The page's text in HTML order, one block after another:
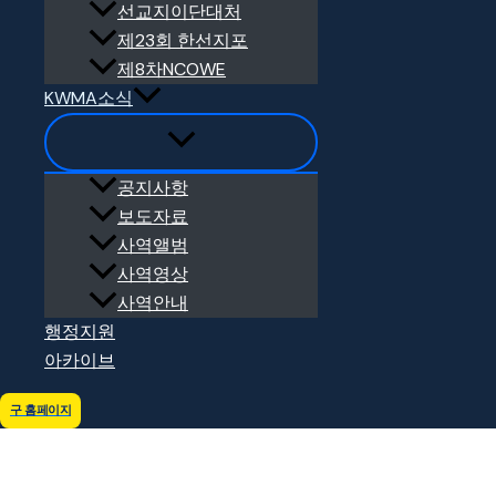
선교지이단대처
제23회 한선지포
제8차NCOWE
KWMA소식
공지사항
보도자료
사역앨범
사역영상
사역안내
행정지원
아카이브
구 홈페이지
한국 선교 생태계 변화를 위한 총회장 특별 담화문 발표 및 기